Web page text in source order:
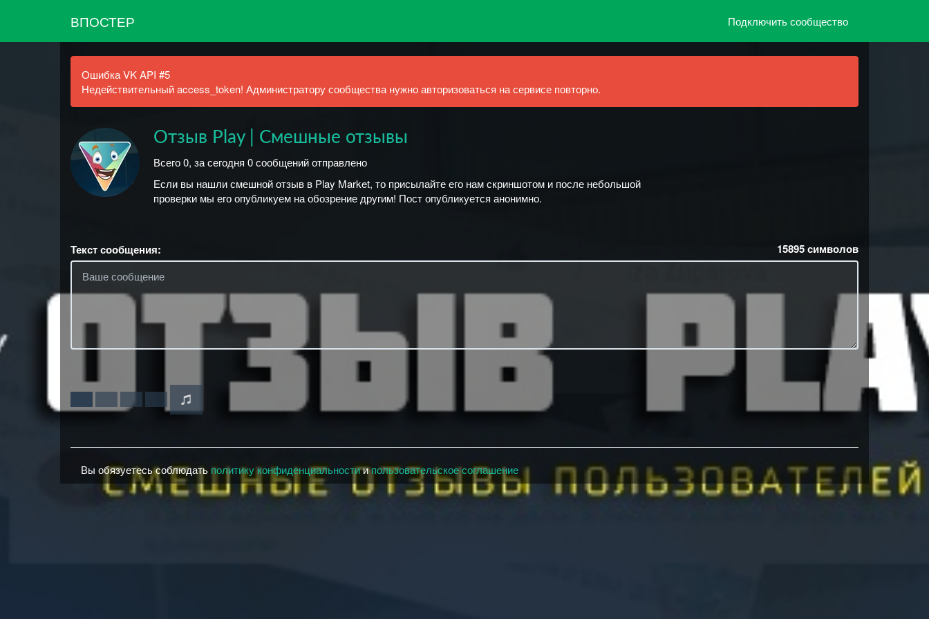
ВПОСТЕР Подключить сообщество
Ошибка VK API #5
Недействительный access_token! Администратору сообщества нужно авторизоваться на сервисе повторно.
Отзыв Play | Смешные отзывы
Всего 0, за сегодня 0 сообщений отправлено
Если вы нашли смешной отзыв в Play Market, то присылайте его нам скриншотом и после небольшой
проверки мы его опубликуем на обозрение другим! Пост опубликуется анонимно.
Текст сообщения: 15895символов
Вы обязуетесь соблюдать политику конфиденциальностиипользовательское соглашение